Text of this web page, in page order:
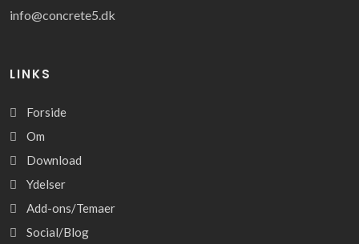
info@concrete5.dk
LINKS
Forside
Om
Download
Ydelser
Add-ons/Temaer
Social/Blog